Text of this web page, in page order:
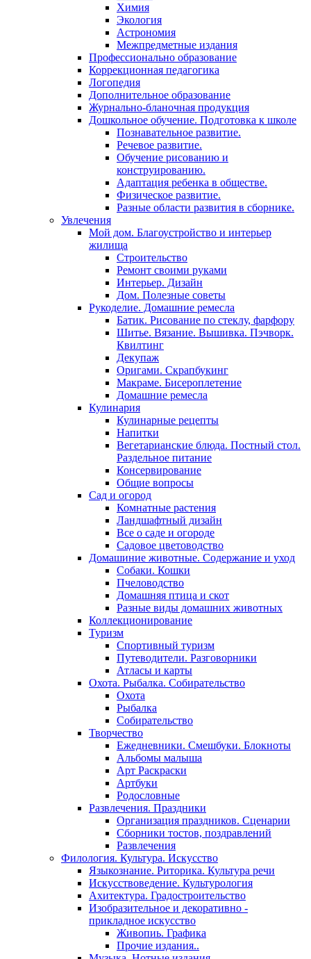
Химия
Экология
Астрономия
Межпредметные издания
Профессионально образование
Коррекционная педагогика
Логопедия
Дополнительное образование
Журнально-бланочная продукция
Дошкольное обучение. Подготовка к школе
Познавательное развитие.
Речевое развитие.
Обучение рисованию и
конструированию.
Адаптация ребенка в обществе.
Физическое развитие.
Разные области развития в сборнике.
Увлечения
Мой дом. Благоустройство и интерьер
жилища
Строительство
Ремонт своими руками
Интерьер. Дизайн
Дом. Полезные советы
Рукоделие. Домашние ремесла
Батик. Рисование по стеклу, фарфору
Шитье. Вязание. Вышивка. Пэчворк.
Квилтинг
Декупаж
Оригами. Скрапбукинг
Макраме. Бисероплетение
Домашние ремесла
Кулинария
Кулинарные рецепты
Напитки
Вегетарианские блюда. Постный стол.
Раздельное питание
Консервирование
Общие вопросы
Сад и огород
Комнатные растения
Ландшафтный дизайн
Все о саде и огороде
Садовое цветоводство
Домашиние животные. Содержание и уход
Собаки. Кошки
Пчеловодство
Домашняя птица и скот
Разные виды домашних животных
Коллекционирование
Туризм
Спортивный туризм
Путеводители. Разговорники
Атласы и карты
Охота. Рыбалка. Собирательство
Охота
Рыбалка
Собирательство
Творчество
Ежедневники. Смешбуки. Блокноты
Альбомы малыша
Арт Раскраски
Артбуки
Родословные
Развлечения. Праздники
Организация праздников. Сценарии
Сборники тостов, поздравлений
Развлечения
Филология. Культура. Искусство
Языкознание. Риторика. Культура речи
Искусствоведение. Культурология
Ахитектура. Градостроительство
Изобразительное и декоративно -
прикладное искусство
Живопиь. Графика
Прочие издания..